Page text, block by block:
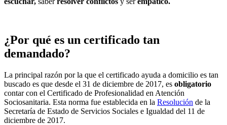
¿Por qué es un certificado tan
demandado?
La principal razón por la que el certificado ayuda a domicilio es tan
buscado es que desde el 31 de diciembre de 2017, es obligatorio
contar con el Certificado de Profesionalidad en Atención
Sociosanitaria. Esta norma fue establecida en la Resolución de la
Secretaría de Estado de Servicios Sociales e Igualdad del 11 de
diciembre de 2017.